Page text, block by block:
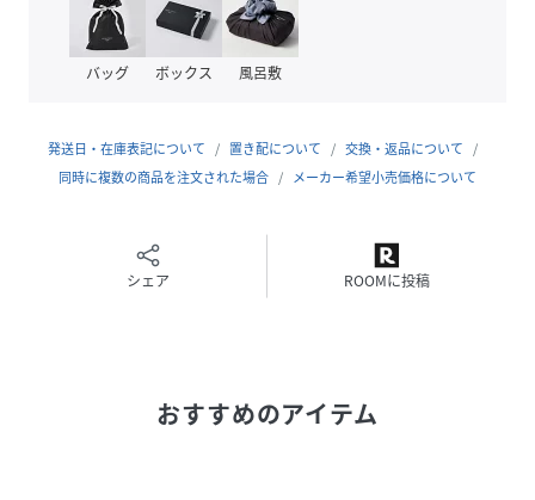
作 新生活
性別タイプ ユニセックス
素材 ボーンチャイナ
51071-23444-001-001 RU2630
バッグ ボックス 風呂敷
発送日・在庫表記について 置き配について
交換・返品について
同時に複数の商品を注文された場合
メーカー希望小売価格について
シェア ROOMに投稿
おすすめのアイテム